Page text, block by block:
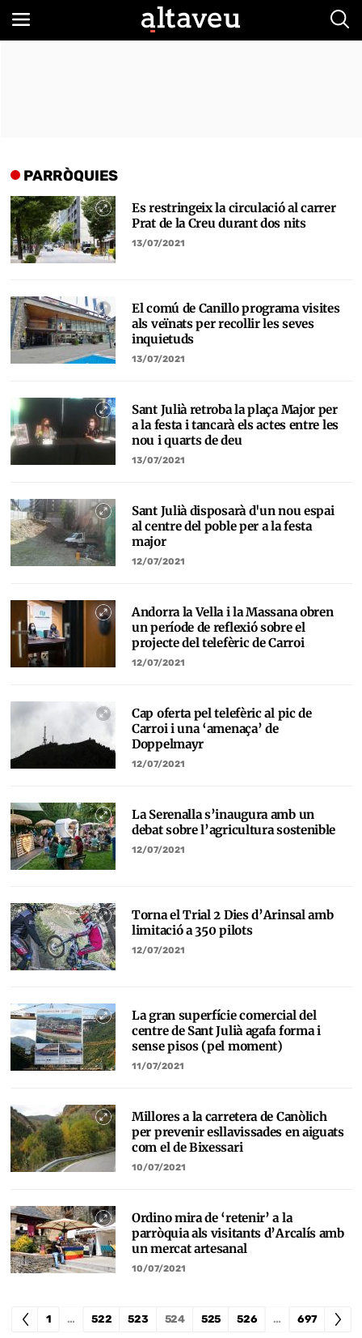
PARRÒQUIES
Es restringeix la circulació al carrer
Prat de la Creu durant dos nits
13/07/2021
El comú de Canillo programa visites
als veïnats per recollir les seves
inquietuds
13/07/2021
Sant Julià retroba la plaça Major per
a la festa i tancarà els actes entre les
nou i quarts de deu
13/07/2021
Sant Julià disposarà d'un nou espai
al centre del poble per a la festa
major
12/07/2021
Andorra la Vella i la Massana obren
un període de reflexió sobre el
projecte del telefèric de Carroi
12/07/2021
Cap oferta pel telefèric al pic de
Carroi i una ‘amenaça’ de
Doppelmayr
12/07/2021
La Serenalla s’inaugura amb un
debat sobre l’agricultura sostenible
12/07/2021
Torna el Trial 2 Dies d’Arinsal amb
limitació a 350 pilots
12/07/2021
La gran superfície comercial del
centre de Sant Julià agafa forma i
sense pisos (pel moment)
11/07/2021
Millores a la carretera de Canòlich
per prevenir esllavissades en aiguats
com el de Bixessari
10/07/2021
Ordino mira de ‘retenir’ a la
parròquia als visitants d’Arcalís amb
un mercat artesanal
10/07/2021
1 … 522 523 524 525 526 … 697